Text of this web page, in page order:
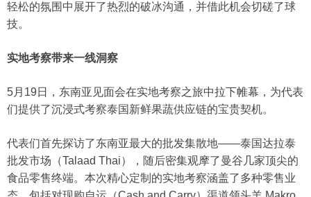
轻松的氛围中展开了热烈的破冰沟通，并借此机会切磋了球
技。
实地考察带来一线洞察
5月19日，东南亚见面会在实地考察之旅中拉下帷幕，为代表
们提供了沉浸式考察泰国新鲜果蔬供应链的宝贵契机。
代表们首先探访了东南亚最大的批发集散地——泰国达拉泰
批发市场（Talaad Thai），随后密集观摩了曼谷几家顶尖的
食品零售终端。本次精心定制的实地考察涵盖了多种零售业